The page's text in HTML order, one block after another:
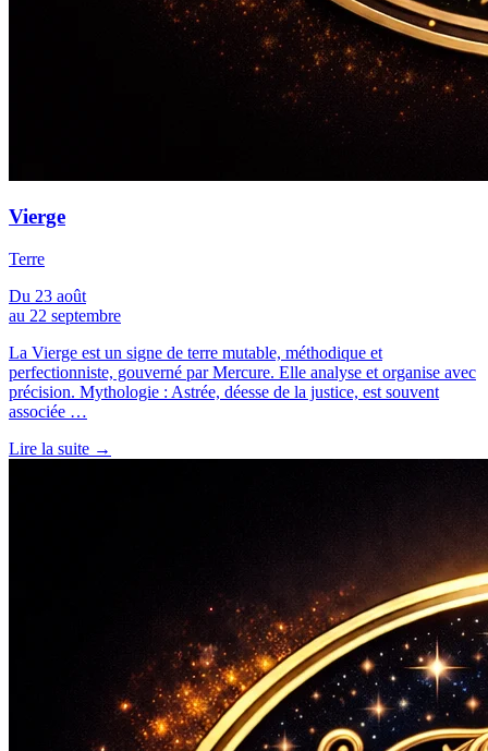
Vierge
Terre
Du 23 août
au 22 septembre
La Vierge est un signe de terre mutable, méthodique et
perfectionniste, gouverné par Mercure. Elle analyse et organise avec
précision. Mythologie : Astrée, déesse de la justice, est souvent
associée …
Lire la suite →